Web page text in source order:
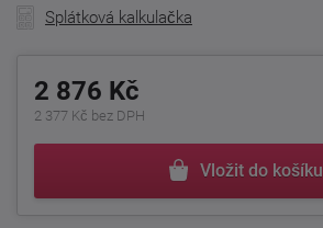
Splátková kalkulačka
2 876 Kč
2 377 Kč bez DPH
Vložit do košíku